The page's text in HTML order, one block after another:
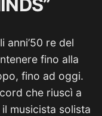
anni’50 re del
fino alla
fino ad oggi.
che riuscì a
musicista solista